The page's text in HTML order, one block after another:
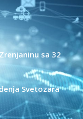
sa 32
Svetozara